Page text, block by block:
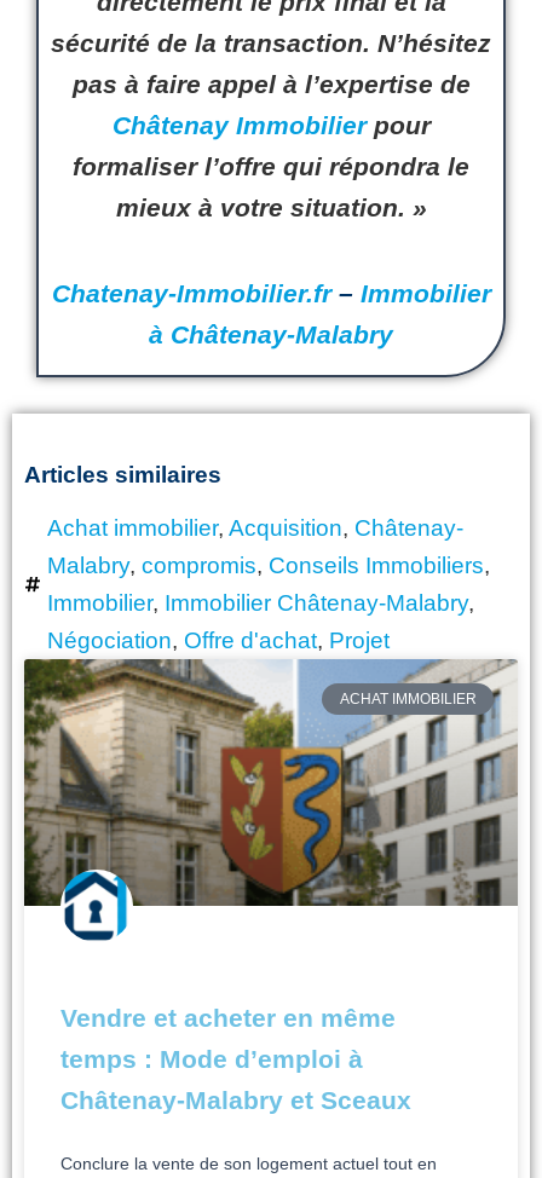
sécurité de la transaction. N’hésitez
pas à faire appel à l’expertise de
Châtenay Immobilierpour
formaliser l’offre qui répondra le
mieux à votre situation. »
Chatenay-Immobilier.fr– Immobilier
à Châtenay-Malabry
Articles similaires
Achat immobilier, Acquisition, Châtenay-
Malabry, compromis, Conseils Immobiliers,
Immobilier, Immobilier Châtenay-Malabry,
Négociation, Offre d'achat, Projet
ACHAT IMMOBILIER
Vendre et acheter en même
temps : Mode d’emploi à
Châtenay-Malabry et Sceaux
Conclure la vente de son logement actuel tout en
Page